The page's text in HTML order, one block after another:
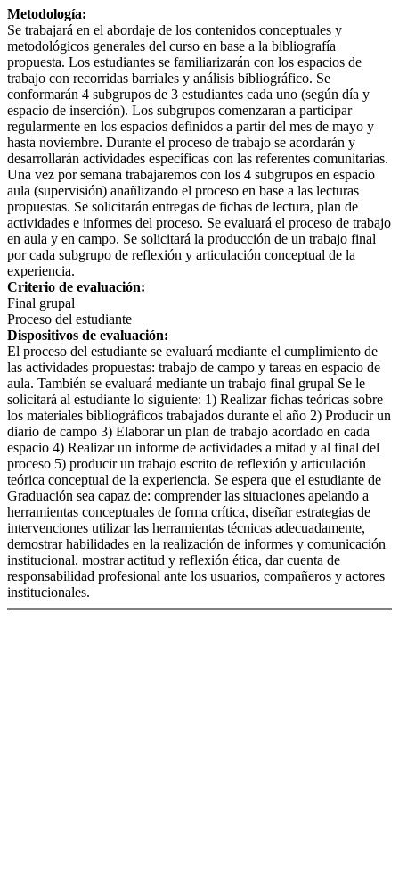
Metodología:
Se trabajará en el abordaje de los contenidos conceptuales y
metodológicos generales del curso en base a la bibliografía
propuesta. Los estudiantes se familiarizarán con los espacios de
trabajo con recorridas barriales y análisis bibliográfico. Se
conformarán 4 subgrupos de 3 estudiantes cada uno (según día y
espacio de inserción). Los subgrupos comenzaran a participar
regularmente en los espacios definidos a partir del mes de mayo y
hasta noviembre. Durante el proceso de trabajo se acordarán y
desarrollarán actividades específicas con las referentes comunitarias.
Una vez por semana trabajaremos con los 4 subgrupos en espacio
aula (supervisión) anañlizando el proceso en base a las lecturas
propuestas. Se solicitarán entregas de fichas de lectura, plan de
actividades e informes del proceso. Se evaluará el proceso de trabajo
en aula y en campo. Se solicitará la producción de un trabajo final
por cada subgrupo de reflexión y articulación conceptual de la
experiencia.
Criterio de evaluación:
Final grupal
Proceso del estudiante
Dispositivos de evaluación:
El proceso del estudiante se evaluará mediante el cumplimiento de
las actividades propuestas: trabajo de campo y tareas en espacio de
aula. También se evaluará mediante un trabajo final grupal Se le
solicitará al estudiante lo siguiente: 1) Realizar fichas teóricas sobre
los materiales bibliográficos trabajados durante el año 2) Producir un
diario de campo 3) Elaborar un plan de trabajo acordado en cada
espacio 4) Realizar un informe de actividades a mitad y al final del
proceso 5) producir un trabajo escrito de reflexión y articulación
teórica conceptual de la experiencia. Se espera que el estudiante de
Graduación sea capaz de: comprender las situaciones apelando a
herramientas conceptuales de forma crítica, diseñar estrategias de
intervenciones utilizar las herramientas técnicas adecuadamente,
demostrar habilidades en la realización de informes y comunicación
institucional. mostrar actitud y reflexión ética, dar cuenta de
responsabilidad profesional ante los usuarios, compañeros y actores
institucionales.